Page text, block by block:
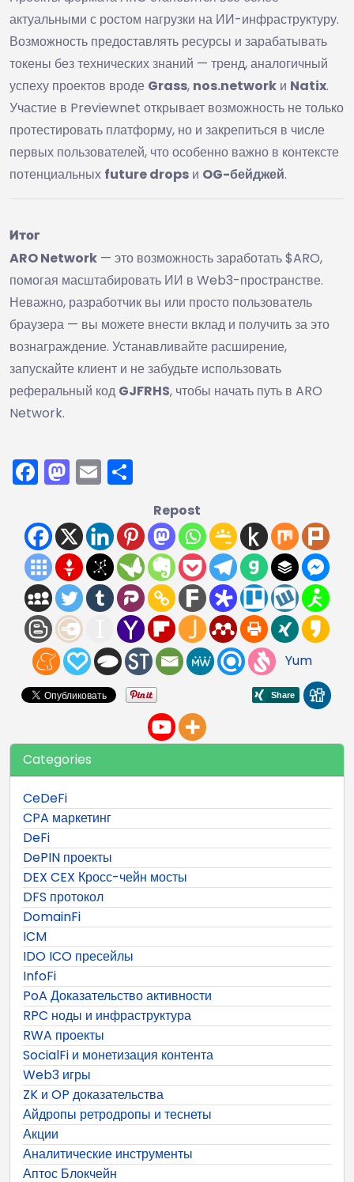
актуальными с ростом нагрузки на ИИ-инфраструктуру.
Возможность предоставлять ресурсы и зарабатывать
токены без технических знаний — тренд, аналогичный
успеху проектов вроде Grass, nos.network и Natix.
Участие в Previewnet открывает возможность не только
протестировать платформу, но и закрепиться в числе
первых пользователей, что особенно важно в контексте
потенциальных future drops и OG-бейджей.
Итог
ARO Network — это возможность заработать $ARO,
помогая масштабировать ИИ в Web3-пространстве.
Неважно, разработчик вы или просто пользователь
браузера — вы можете внести вклад и получить за это
вознаграждение. Устанавливайте расширение,
запускайте клиент и не забудьте использовать
реферальный код GJFRHS, чтобы начать путь в ARO
Network.
Facebook
Mastodon
Email
Repost
Yum
Categories
CeDeFi
CPA маркетинг
DeFi
DePIN проекты
DEX CEX Кросс-чейн мосты
DFS протокол
DomainFi
ICM
IDO ICO пресейлы
InfoFi
PoA Доказательство активности
RPC ноды и инфраструктура
RWA проекты
SocialFi и монетизация контента
Web3 игры
ZK и OP доказательства
Айдропы ретродропы и теснеты
Акции
Аналитические инструменты
Аптос Блокчейн